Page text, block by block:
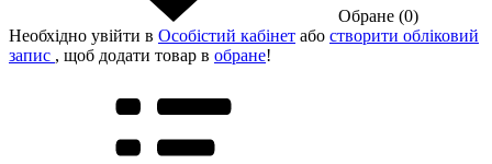
Обране (0)
Необхідно увійти в Особістий кабінет або створити обліковий
запис , щоб додати товар в обране!